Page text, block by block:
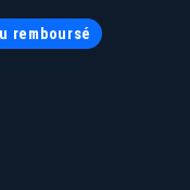
remboursé